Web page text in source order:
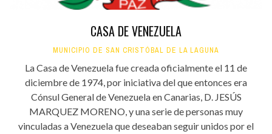
CASA DE VENEZUELA
MUNICIPIO DE SAN CRISTÓBAL DE LA LAGUNA
La Casa de Venezuela fue creada oficialmente el 11 de
diciembre de 1974, por iniciativa del que entonces era
Cónsul General de Venezuela en Canarias, D. JESÚS
MARQUEZ MORENO, y una serie de personas muy
vinculadas a Venezuela que deseaban seguir unidos por el